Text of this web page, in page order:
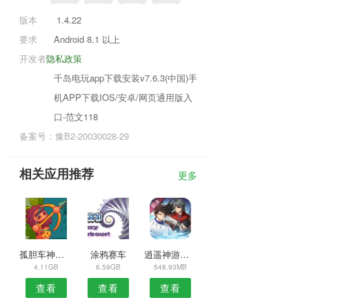
版本
1.4.22
要求
Android 8.1 以上
隐私政策
开发者
千岛电玩app下载安装v7.6.3(中国)手
机APP下载IOS/安卓/网页通用版入
口-范文118
备案号：豫B2-20030028-29
相关应用推荐 更多
孤胆车神维加斯4.8.1a
4.11GB
查看
涂鸦赛车
6.59GB
查看
逍遥神游记游戏
548.93MB
查看